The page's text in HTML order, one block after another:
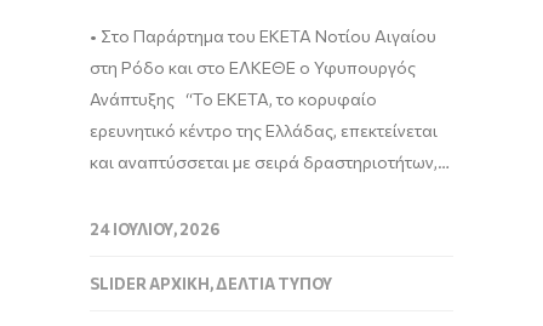
• Στο Παράρτημα του ΕΚΕΤΑ Νοτίου Αιγαίου
στη Ρόδο και στο ΕΛΚΕΘΕ ο Υφυπουργός
Ανάπτυξης “To EKETA, το κορυφαίο
ερευνητικό κέντρο της Ελλάδας, επεκτείνεται
και αναπτύσσεται με σειρά δραστηριοτήτων,…
24 ΙΟΥΛΊΟΥ, 2026
SLIDER ΑΡΧΙΚΉ,ΔΕΛΤΊΑ ΤΎΠΟΥ